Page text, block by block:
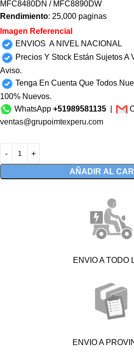
MFC8480DN / MFC8890DW
Rendimiento: 25,000 paginas
Imagen Referencial
ENVIOS A NIVEL NACIONAL
Precios Y Stock Están Sujetos A
Aviso.
Tenga En Cuenta Que Todos
100% Nuevos.
WhatsApp +51989581135
ventas@grupoimtexperu.com
AÑADIR AL
ENVIO A TODO
ENVIO A